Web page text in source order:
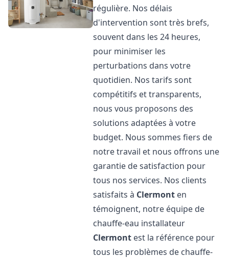
régulière. Nos délais
d'intervention sont très brefs,
souvent dans les 24 heures,
pour minimiser les
perturbations dans votre
quotidien. Nos tarifs sont
compétitifs et transparents,
nous vous proposons des
solutions adaptées à votre
budget. Nous sommes fiers de
notre travail et nous offrons une
garantie de satisfaction pour
tous nos services. Nos clients
satisfaits à Clermont en
témoignent, notre équipe de
chauffe-eau installateur
Clermont est la référence pour
tous les problèmes de chauffe-